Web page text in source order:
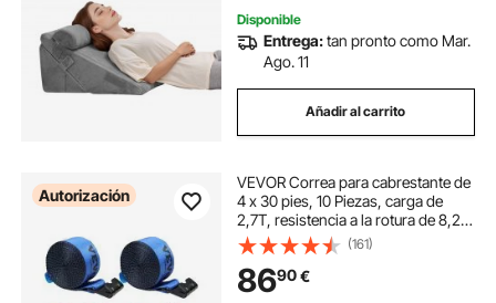
Disponible
Entrega:tan pronto como Mar.
Ago. 11
Añadir al carrito
Autorización
VEVOR Correa para cabrestante de
4 x 30 pies, 10 Piezas, carga de
2,7T, resistencia a la rotura de 8,2
T, correas para camión con gancho
plano, control de carga para
remolques, granjas, rescates, azul
(161)
8690€